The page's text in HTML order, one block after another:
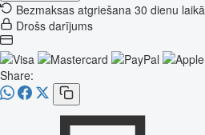
Bezmaksas atgriešana 30 dienu laikā
Drošs darījums
Share: